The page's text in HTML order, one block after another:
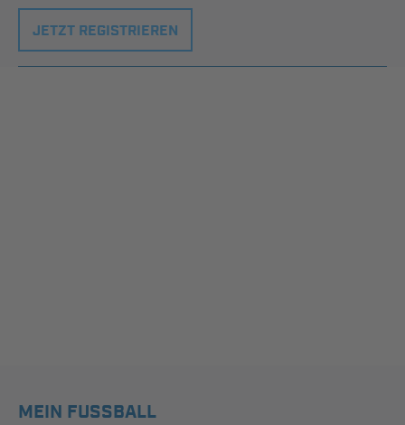
JETZT REGISTRIEREN
MEIN FUSSBALL